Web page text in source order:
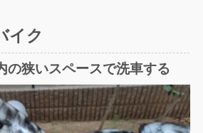
イク
の狭いスペースで洗車する